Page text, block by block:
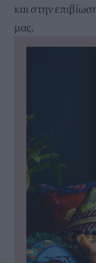
και στην
μας.